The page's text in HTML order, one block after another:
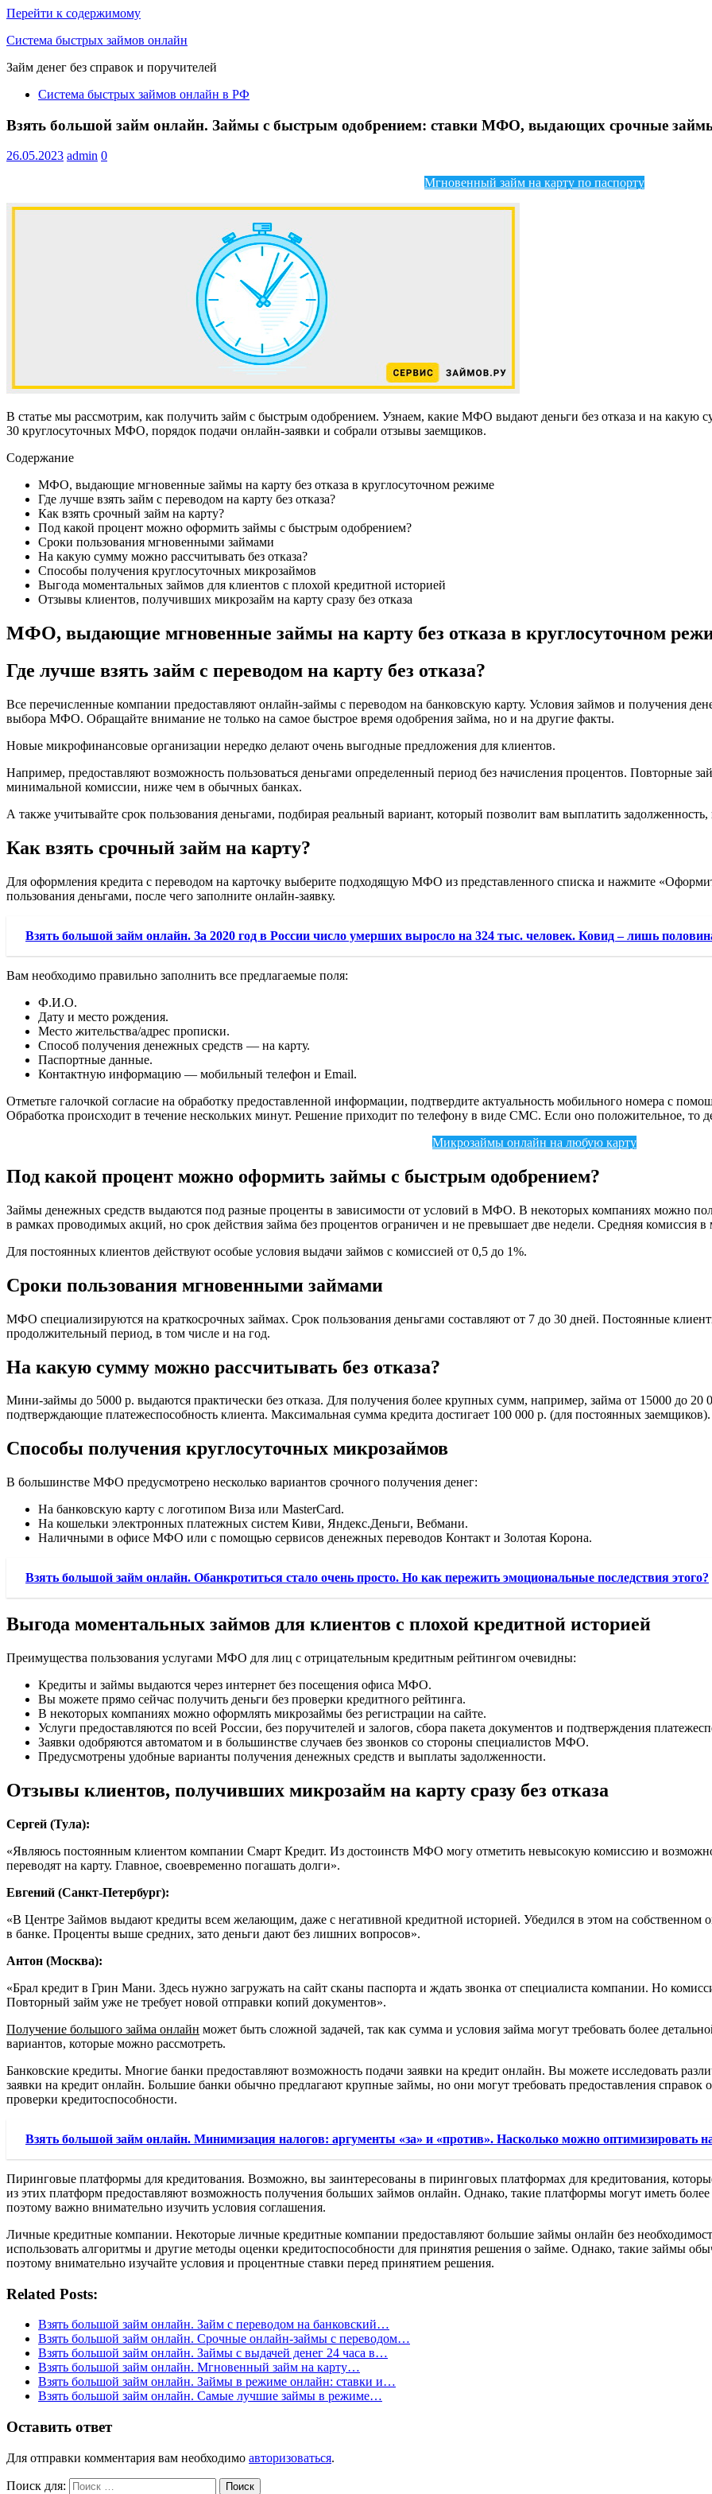
Перейти к содержимому
Система быстрых займов онлайн
Займ денег без справок и поручителей
Система быстрых займов онлайн в РФ
Список
микрозаймов
Взять большой займ онлайн. Займы с быстрым одобрением: ставки МФО, выдающих срочные
26.05.2023 admin 0
Мгновенный займ на карту по паспорту
В статье мы рассмотрим, как получить займ с быстрым одобрением. Узнаем, какие МФО выдают деньги без отказа и на какую
30 круглосуточных МФО, порядок подачи онлайн-заявки и собрали отзывы заемщиков.
Содержание
МФО, выдающие мгновенные займы на карту без отказа в круглосуточном режиме
Где лучше взять займ с переводом на карту без отказа?
Как взять срочный займ на карту?
Под какой процент можно оформить займы с быстрым одобрением?
Сроки пользования мгновенными займами
На какую сумму можно рассчитывать без отказа?
Способы получения круглосуточных микрозаймов
Выгода моментальных займов для клиентов с плохой кредитной историей
Отзывы клиентов, получивших микрозайм на карту сразу без отказа
МФО, выдающие мгновенные займы на карту без отказа в круглосуточном
Где лучше взять займ с переводом на карту без отказа?
Все перечисленные компании предоставляют онлайн-займы с переводом на банковскую карту. Условия займов и получения
выбора МФО. Обращайте внимание не только на самое быстрое время одобрения займа, но и на другие факты.
Новые микрофинансовые организации нередко делают очень выгодные предложения для клиентов.
Например, предоставляют возможность пользоваться деньгами определенный период без начисления процентов. Повторные
минимальной комиссии, ниже чем в обычных банках.
А также учитывайте срок пользования деньгами, подбирая реальный вариант, который позволит вам выплатить
Как взять срочный займ на карту?
Для оформления кредита с переводом на карточку выберите подходящую МФО из представленного списка и нажмите
пользования деньгами, после чего заполните онлайн-заявку.
Взять большой займ онлайн. За 2020 год в России число умерших выросло на 324 тыс. человек. Ковид – лишь
Вам необходимо правильно заполнить все предлагаемые поля:
Ф.И.О.
Дату и место рождения.
Место жительства/адрес прописки.
Способ получения денежных средств — на карту.
Паспортные данные.
Контактную информацию — мобильный телефон и Email.
Отметьте галочкой согласие на обработку предоставленной информации, подтвердите актуальность мобильного номера с
Обработка происходит в течение нескольких минут. Решение приходит по телефону в виде СМС. Если оно положительное, то
Микрозаймы онлайн на любую карту
Под какой процент можно оформить займы с быстрым одобрением?
Займы денежных средств выдаются под разные проценты в зависимости от условий в МФО. В некоторых компаниях можно
в рамках проводимых акций, но срок действия займа без процентов ограничен и не превышает две недели. Средняя комиссия
Для постоянных клиентов действуют особые условия выдачи займов с комиссией от 0,5 до 1%.
Сроки пользования мгновенными займами
МФО специализируются на краткосрочных займах. Срок пользования деньгами составляют от 7 до 30 дней. Постоянные
продолжительный период, в том числе и на год.
На какую сумму можно рассчитывать без отказа?
Мини-займы до 5000 р. выдаются практически без отказа. Для получения более крупных сумм, например, займа от 15000 до 20
подтверждающие платежеспособность клиента. Максимальная сумма кредита достигает 100 000 р. (для постоянных заемщиков).
Способы получения круглосуточных микрозаймов
В большинстве МФО предусмотрено несколько вариантов срочного получения денег:
На банковскую карту с логотипом Виза или MasterCard.
На кошельки электронных платежных систем Киви, Яндекс.Деньги, Вебмани.
Наличными в офисе МФО или с помощью сервисов денежных переводов Контакт и Золотая Корона.
Взять большой займ онлайн. Обанкротиться стало очень просто. Но как пережить эмоциональные последствия этого?
Выгода моментальных займов для клиентов с плохой кредитной историей
Преимущества пользования услугами МФО для лиц с отрицательным кредитным рейтингом очевидны:
Кредиты и займы выдаются через интернет без посещения офиса МФО.
Вы можете прямо сейчас получить деньги без проверки кредитного рейтинга.
В некоторых компаниях можно оформлять микрозаймы без регистрации на сайте.
Услуги предоставляются по всей России, без поручителей и залогов, сбора пакета документов и подтверждения
Заявки одобряются автоматом и в большинстве случаев без звонков со стороны специалистов МФО.
Предусмотрены удобные варианты получения денежных средств и выплаты задолженности.
Отзывы клиентов, получивших микрозайм на карту сразу без отказа
Сергей (Тула):
«Являюсь постоянным клиентом компании Смарт Кредит. Из достоинств МФО могу отметить невысокую комиссию и
переводят на карту. Главное, своевременно погашать долги».
Евгений (Санкт-Петербург):
«В Центре Займов выдают кредиты всем желающим, даже с негативной кредитной историей. Убедился в этом на собственном
в банке. Проценты выше средних, зато деньги дают без лишних вопросов».
Антон (Москва):
«Брал кредит в Грин Мани. Здесь нужно загружать на сайт сканы паспорта и ждать звонка от специалиста компании. Но
Повторный займ уже не требует новой отправки копий документов».
Получение большого займа онлайн может быть сложной задачей, так как сумма и условия займа могут требовать более
вариантов, которые можно рассмотреть.
Банковские кредиты. Многие банки предоставляют возможность подачи заявки на кредит онлайн. Вы можете исследовать
заявки на кредит онлайн. Большие банки обычно предлагают крупные займы, но они могут требовать предоставления справок
проверки кредитоспособности.
Взять большой займ онлайн. Минимизация налогов: аргументы «за» и «против». Насколько можно оптимизировать
Пиринговые платформы для кредитования. Возможно, вы заинтересованы в пиринговых платформах для кредитования,
из этих платформ предоставляют возможность получения больших займов онлайн. Однако, такие платформы могут иметь
поэтому важно внимательно изучить условия соглашения.
Личные кредитные компании. Некоторые личные кредитные компании предоставляют большие займы онлайн без
использовать алгоритмы и другие методы оценки кредитоспособности для принятия решения о займе. Однако, такие займы
поэтому внимательно изучайте условия и процентные ставки перед принятием решения.
Related Posts:
Взять большой займ онлайн. Займ с переводом на банковский…
Взять большой займ онлайн. Срочные онлайн-займы с переводом…
Взять большой займ онлайн. Займы с выдачей денег 24 часа в…
Взять большой займ онлайн. Мгновенный займ на карту…
Взять большой займ онлайн. Займы в режиме онлайн: ставки и…
Взять большой займ онлайн. Самые лучшие займы в режиме…
Оставить ответ
Для отправки комментария вам необходимо авторизоваться.
Поиск для: Поиск